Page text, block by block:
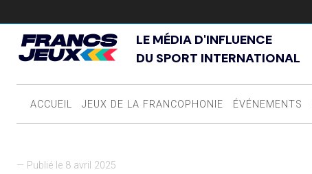
LE MÉDIA D'INFLUENCE
DU SPORT INTERNATIONAL
ACCUEIL JEUX DE LA FRANCOPHONIE ÉVÉNEMENTS
— Publié le 8 avril 2025